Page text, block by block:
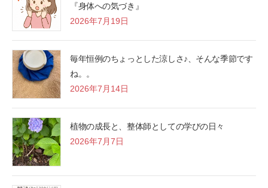
『身体への気づき』
2026年7月19日
毎年恒例のちょっとした涼しさ♪、そんな季節です
ね。。
2026年7月14日
植物の成長と、整体師としての学びの日々
2026年7月7日